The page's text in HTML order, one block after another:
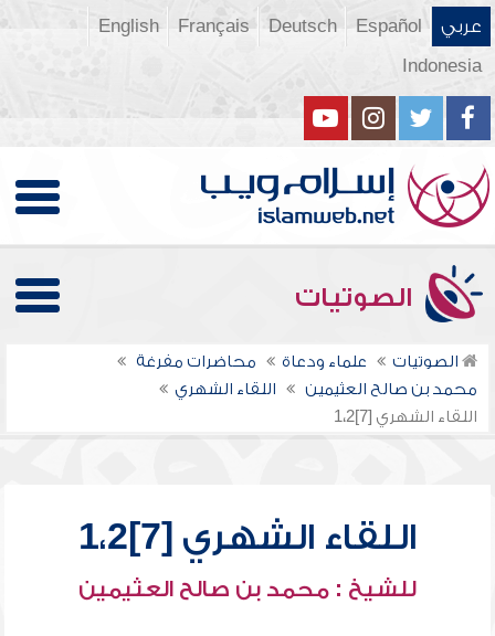
عربي Español
Deutsch
Français
English
Indonesia
الصوتيات
الصوتيات علماء ودعاة
محاضرات مفرغة
محمد بن صالح العثيمين
اللقاء الشهري
اللقاء الشهري [7]1،2
اللقاء الشهري [7]1،2
للشيخ : محمد بن صالح العثيمين